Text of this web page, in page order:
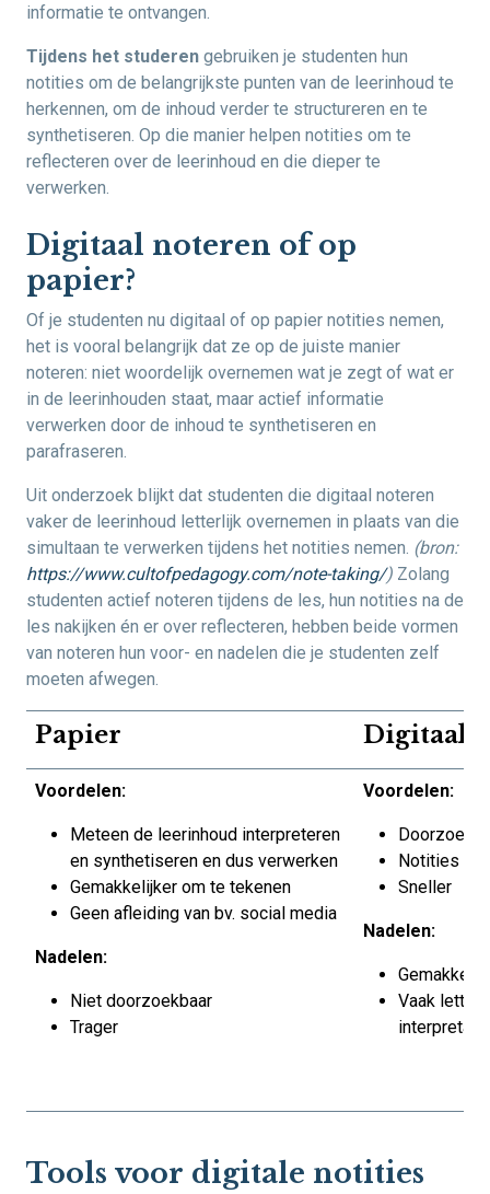
informatie te ontvangen.
Tijdens het studeren gebruiken je studenten hun
notities om de belangrijkste punten van de leerinhoud te
herkennen, om de inhoud verder te structureren en te
synthetiseren. Op die manier helpen notities om te
reflecteren over de leerinhoud en die dieper te
verwerken.
Digitaal noteren of op
papier?
Of je studenten nu digitaal of op papier notities nemen,
het is vooral belangrijk dat ze op de juiste manier
noteren: niet woordelijk overnemen wat je zegt of wat er
in de leerinhouden staat, maar actief informatie
verwerken door de inhoud te synthetiseren en
parafraseren.
Uit onderzoek blijkt dat studenten die digitaal noteren
vaker de leerinhoud letterlijk overnemen in plaats van die
simultaan te verwerken tijdens het notities nemen. (bron:
https://www.cultofpedagogy.com/note-taking/) Zolang
studenten actief noteren tijdens de les, hun notities na de
les nakijken én er over reflecteren, hebben beide vormen
van noteren hun voor- en nadelen die je studenten zelf
moeten afwegen.
Papier Digitaal
Voordelen:
Meteen de leerinhoud interpreteren
en synthetiseren en dus verwerken
Gemakkelijker om te tekenen
Geen afleiding van bv. social media
Nadelen:
Niet doorzoekbaar
Trager
Voordelen:
Notities
Sneller
Nadelen:
Vaak
Tools voor digitale notities